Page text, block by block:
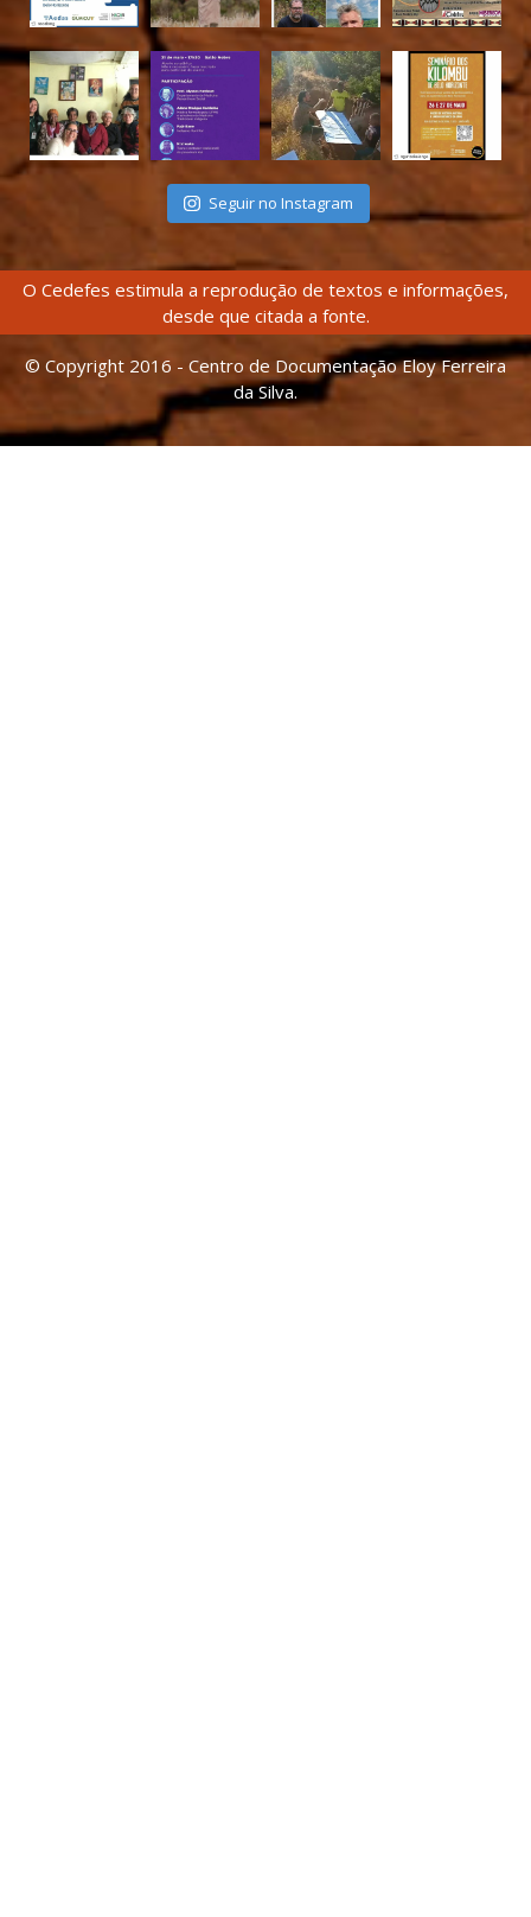
Seguir no Instagram
O Cedefes estimula a reprodução de textos e informações,
desde que citada a fonte.
© Copyright 2016 - Centro de Documentação Eloy Ferreira
da Silva.